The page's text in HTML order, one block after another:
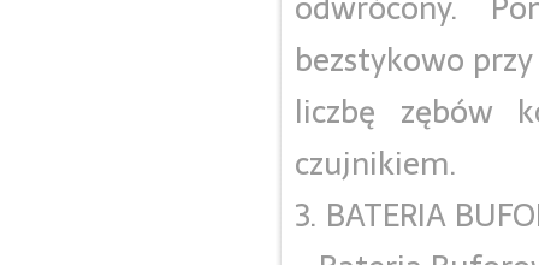
bezstykowo
liczbę zębów
czujnikiem.
3. BATERIA